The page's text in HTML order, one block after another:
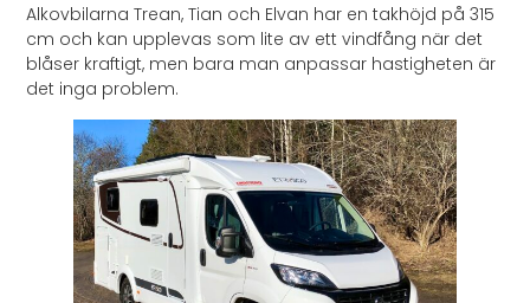
Alkovbilarna Trean, Tian och Elvan har en takhöjd på 315
cm och kan upplevas som lite av ett vindfång när det
blåser kraftigt, men bara man anpassar hastigheten är
det inga problem.